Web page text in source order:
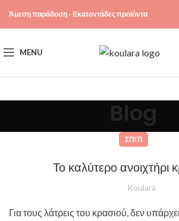
Άμεση παράδοση - Εκατοντάδες προϊόντα
MENU
Blog
ΣΠΊΤΙ
Το καλύτερο ανοιχτήρι
Koulara
Για τους λάτρεις του κρασιού, δεν